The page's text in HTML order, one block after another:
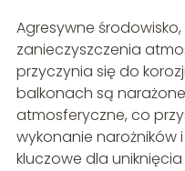
Agresywne
zanieczyszczenia
przyczynia się do
balkonach są
atmosferyczne, co
wykonanie narożników
kluczowe dla